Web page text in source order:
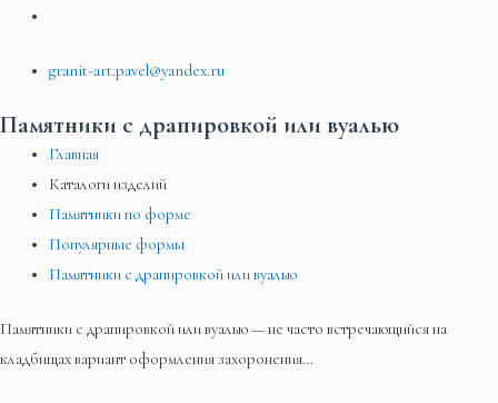
granit-art.pavel@yandex.ru
Памятники с драпировкой или вуалью
Главная
Каталоги изделий
Памятники по форме
Популярные формы
Памятники с драпировкой или вуалью
Памятники с драпировкой или вуалью — не часто встречающийся на
кладбищах вариант оформления захоронения…